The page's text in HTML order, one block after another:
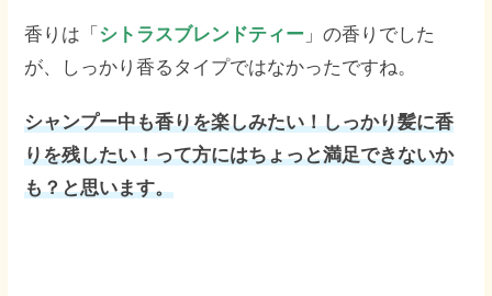
香りは「 シトラスブレンドティー 」の香りでした
が、しっかり香るタイプではなかったですね。
シャンプー中も香りを楽しみたい！しっかり髪に香
りを残したい！って方にはちょっと満足できないか
も？と思います。